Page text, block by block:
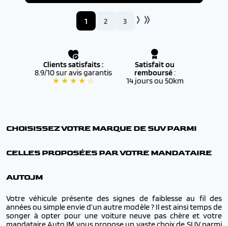
1 2 3
Clients satisfaits :
8.9/10 sur avis garantis
★ ★ ★ ★ ☆
Satisfait ou
remboursé:
14 jours ou 50km
CHOISISSEZ VOTRE MARQUE DE SUV PARMI
CELLES PROPOSÉES PAR VOTRE MANDATAIRE
AUTOJM
Votre véhicule présente des signes de faiblesse au fil des
années ou simple envie d’un autre modèle ? Il est ainsi temps de
songer à opter pour une voiture neuve pas chère et votre